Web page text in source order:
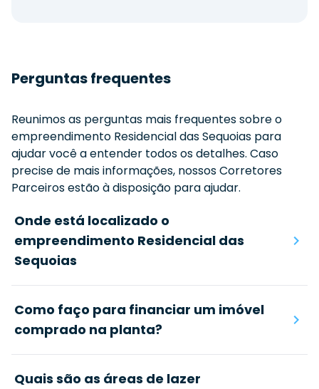
Perguntas frequentes
Reunimos as perguntas mais frequentes sobre o
empreendimento Residencial das Sequoias para
ajudar você a entender todos os detalhes. Caso
precise de mais informações, nossos Corretores
Parceiros estão à disposição para ajudar.
Onde está localizado o
empreendimento Residencial das
Sequoias
Como faço para financiar um imóvel
comprado na planta?
Quais são as áreas de lazer